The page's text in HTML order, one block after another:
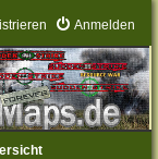
Anmelden